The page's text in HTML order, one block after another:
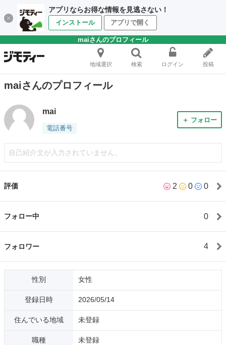
アプリならお得な情報を見逃さない！
インストール アプリで開く
maiさんのプロフィール
地域選択 検索 ログイン 投稿
maiさんのプロフィール
mai
電話番号
＋ フォロー
自己紹介文が入力されていません。
評価 2 0 0
フォロー中 0
フォロワー 4
性別 女性
登録日時 2026/05/14
住んでいる地域 未登録
職種 未登録